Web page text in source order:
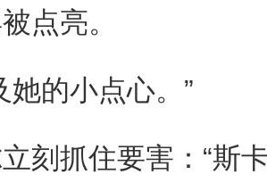
亮。
的小点心。”
抓住要害：“斯卡